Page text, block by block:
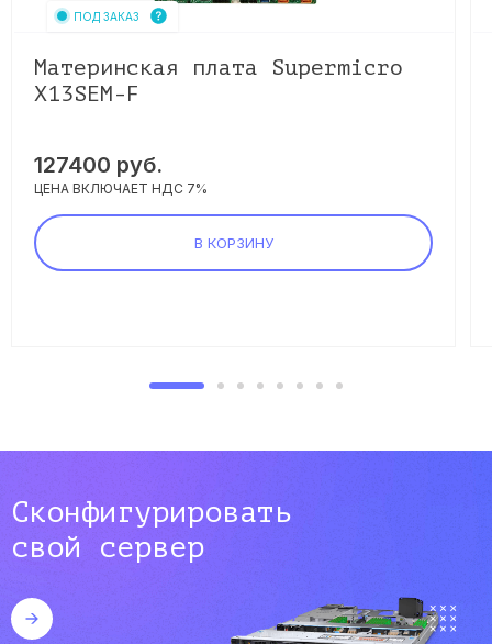
ПОД ЗАКАЗ
Материнская плата Supermicro
X13SEM-F
127400 руб.
ЦЕНА ВКЛЮЧАЕТ НДС 7%
В КОРЗИНУ
Сконфигурировать
свой сервер